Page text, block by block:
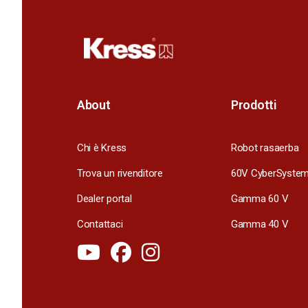
About
Chi è Kress
Trova un rivenditore
Dealer portal
Contattaci
Prodotti
Robot rasaerba
60V CyberSystem
Gamma 60 V
Gamma 40 V